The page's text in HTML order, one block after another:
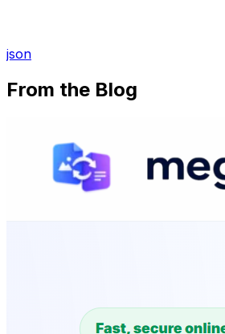
json
From the Blog